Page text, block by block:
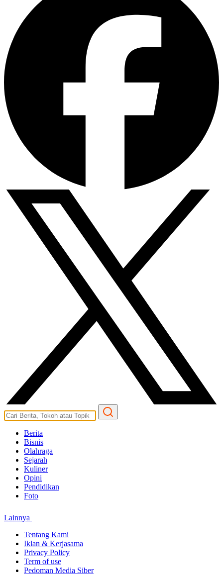
Berita
Bisnis
Olahraga
Sejarah
Kuliner
Opini
Pendidikan
Foto
Lainnya
Tentang Kami
Iklan & Kerjasama
Privacy Policy
Term of use
Pedoman Media Siber